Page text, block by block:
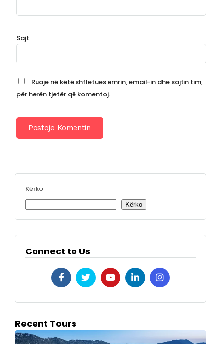
Sajt
Ruaje në këtë shfletues emrin, email-in dhe sajtin tim,
për herën tjetër që komentoj.
Kërko
Kërko
Connect to Us
Recent Tours